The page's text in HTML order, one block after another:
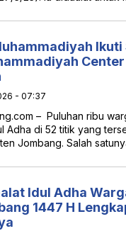
Center
- 07:37
– Puluhan ribu
Adha di 52 titik yang
Jombang. Salah
Idul Adha
1447 H